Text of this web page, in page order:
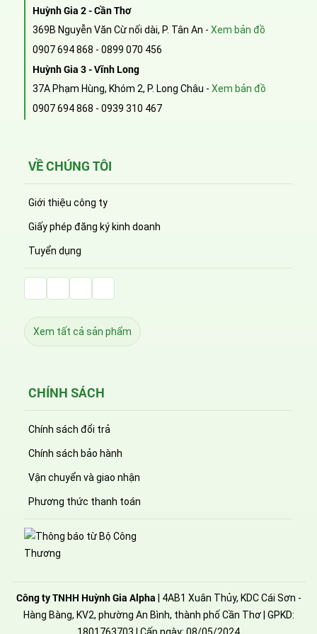
Huỳnh Gia 2 - Cần Thơ
369B Nguyễn Văn Cừ nối dài, P. Tân An - Xem bản đồ
0907 694 868 - 0899 070 456
Huỳnh Gia 3 - Vĩnh Long
37A Phạm Hùng, Khóm 2, P. Long Châu - Xem bản đồ
0907 694 868 - 0939 310 467
VỀ CHÚNG TÔI
Giới thiệu công ty
Giấy phép đăng ký kinh doanh
Tuyển dụng
Xem tất cả sản phẩm
CHÍNH SÁCH
Chính sách đổi trả
Chính sách bảo hành
Vận chuyển và giao nhận
Phương thức thanh toán
Công ty TNHH Huỳnh Gia Alpha | 4AB1 Xuân Thủy, KDC Cái Sơn -
Hàng Bàng, KV2, phường An Bình, thành phố Cần Thơ | GPKD: